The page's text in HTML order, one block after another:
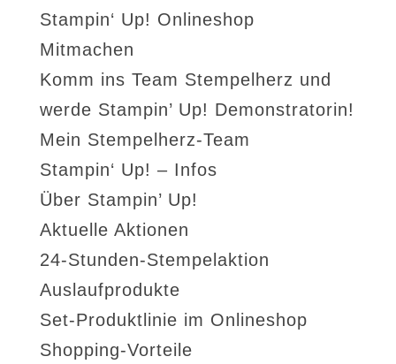
Stampin‘ Up! Onlineshop
Mitmachen
Komm ins Team Stempelherz und
werde Stampin’ Up! Demonstratorin!
Mein Stempelherz-Team
Stampin‘ Up! – Infos
Über Stampin’ Up!
Aktuelle Aktionen
24-Stunden-Stempelaktion
Auslaufprodukte
Set-Produktlinie im Onlineshop
Shopping-Vorteile